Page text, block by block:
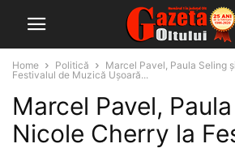
Home Politică
Marcel Pavel, Paula Seling
Festivalul de Muzică Uşoară...
Marcel Pavel,
Nicole Cherry la